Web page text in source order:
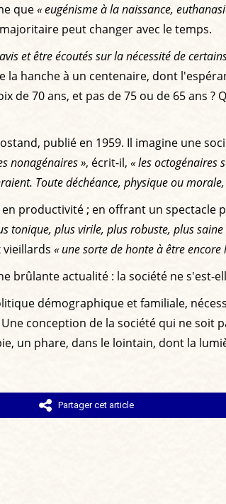
que« eugénisme à la naissance,
peut changer avec le temps.
et être écoutés sur la nécessité de
hanche à un centenaire, dont
de 70 ans, et pas de 75 ou de 65 ans
publié en 1959. Il imagine une
nonagénaires », écrit-il, « les octogénaires
Toute déchéance, physique ou
productivité ; en offrant un spectacle
tonique, plus virile, plus robuste, plus
« une sorte de honte à être encore
brûlante actualité : la société ne s'est-
démographique et familiale,
conception de la société qui ne
un phare, dans le lointain, dont la
Partager cet article